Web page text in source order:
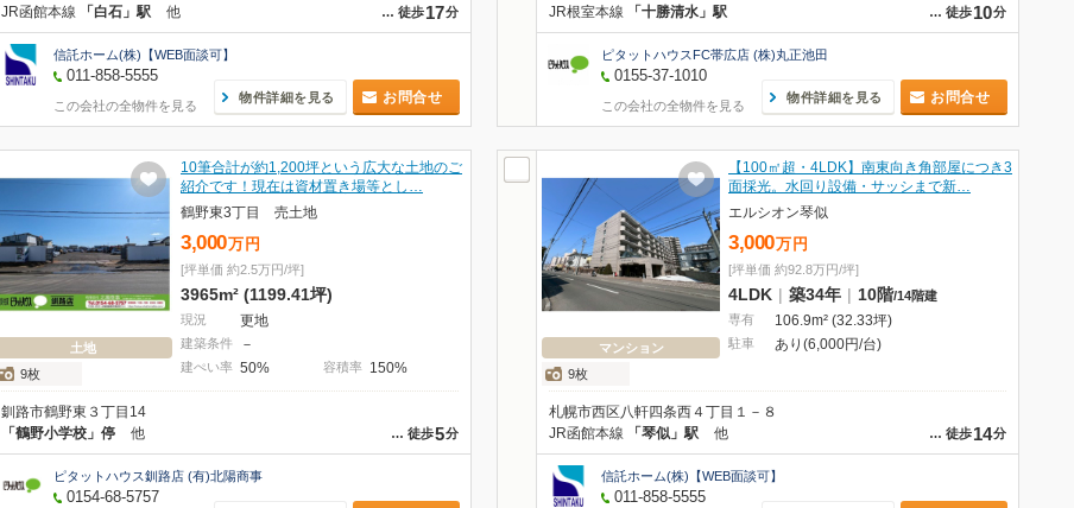
… 徒歩17分
JR函館本線 「白石」駅 他
信託ホーム(株)【WEB面談可】
011-858-5555
この会社の全物件を見る
物件詳細を見る お問合せ
… 徒歩10分
JR根室本線 「十勝清水」駅
ピタットハウスFC帯広店 (株)丸正池田
0155-37-1010
この会社の全物件を見る
物件詳細を見る お問合せ
土地
9枚
10筆合計が約1,200坪という広大な土地のご
紹介です！現在は資材置き場等とし…
鶴野東3丁目 売土地
3,000万 円
[坪単価 約2.5万円/坪]
3965m² (1199.41坪)
現況 更地
建築条件 －
建ぺい率 50% 容積率 150%
釧路市鶴野東３丁目14
… 徒歩5分
「鶴野小学校」停 他
ピタットハウス釧路店 (有)北陽商事
0154-68-5757
マンション
9枚
【100㎡超・4LDK】南東向き角部屋につき3
面採光。水回り設備・サッシまで新…
エルシオン琴似
3,000万 円
[坪単価 約92.8万円/坪]
4LDK | 築34年 | 10階/14階建
専有
106.9m² (32.33坪)
駐車 あり(6,000円/台)
札幌市西区八軒四条西４丁目１－８
… 徒歩14分
JR函館本線 「琴似」駅 他
信託ホーム(株)【WEB面談可】
011-858-5555